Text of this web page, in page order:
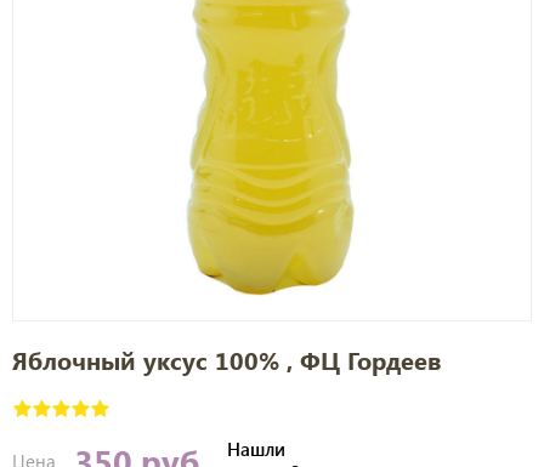
Яблочный уксус 100% , ФЦ Гордеев
Цена
Нашли